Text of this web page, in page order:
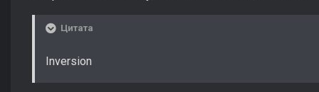
Цитата
Inversion